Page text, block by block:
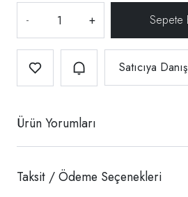
- +
Satıcıya Danış
Ürün Yorumları
Taksit / Ödeme Seçenekleri